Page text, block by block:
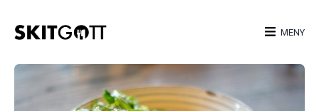
MENY